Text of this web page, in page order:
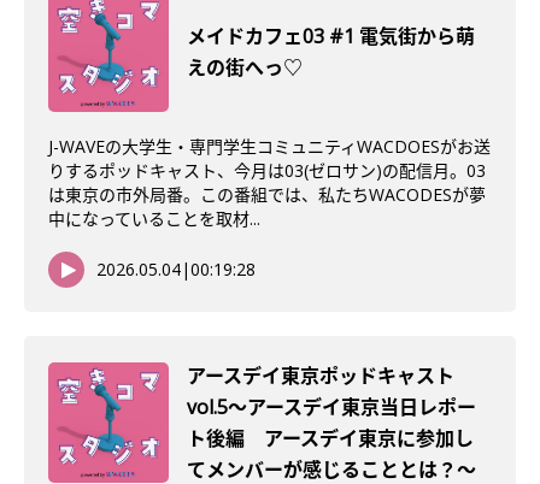
メイドカフェ03 #1 電気街から萌
えの街へっ♡
J-WAVEの大学生・専門学生コミュニティWACDOESがお送
りするポッドキャスト、今月は03(ゼロサン)の配信月。03
は東京の市外局番。この番組では、私たちWACODESが夢
中になっていることを取材...
2026.05.04|00:19:28
アースデイ東京ポッドキャスト
vol.5〜アースデイ東京当日レポー
ト後編 アースデイ東京に参加し
てメンバーが感じることとは？〜